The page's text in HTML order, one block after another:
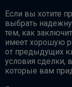
Если вы хотите
выбрать
тем, как
имеет хорошую
от предыдущих
условия сделки,
которые вам